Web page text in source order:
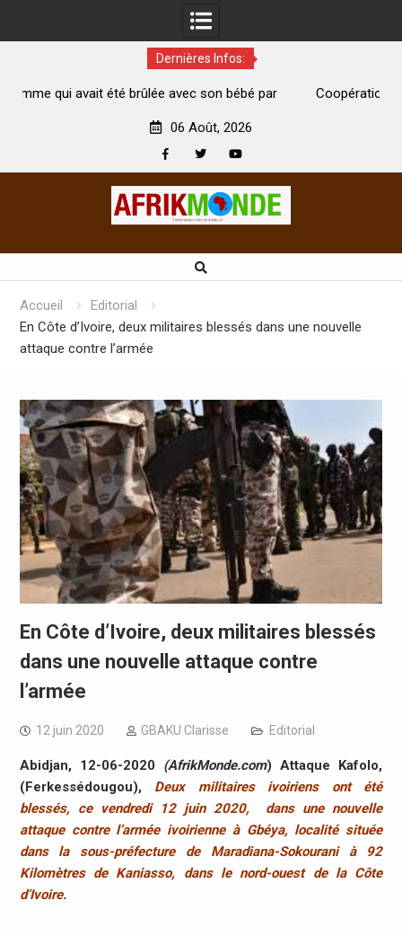
Dernières Infos:
avec son bébé par
Coopération: Le ministre Indien Kirti
06 Août, 2026
Accueil
Editorial
En Côte d’Ivoire, deux militaires blessés dans une nouvelle
attaque contre l’armée
En Côte d’Ivoire, deux militaires blessés
dans une nouvelle attaque contre
l’armée
12 juin 2020 GBAKU Clarisse Editorial
Abidjan, 12-06-2020 (AfrikMonde.com) Attaque Kafolo,
(Ferkessédougou), Deux militaires ivoiriens ont été
blessés, ce vendredi 12 juin 2020, dans une nouvelle
attaque contre l’armée ivoirienne à Gbéya, localité située
dans la sous-préfecture de Maradiana-Sokourani à 92
Kilomètres de Kaniasso, dans le nord-ouest de la Côte
d’Ivoire.